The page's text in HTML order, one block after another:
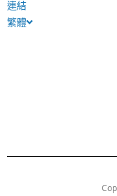
連結
繁體